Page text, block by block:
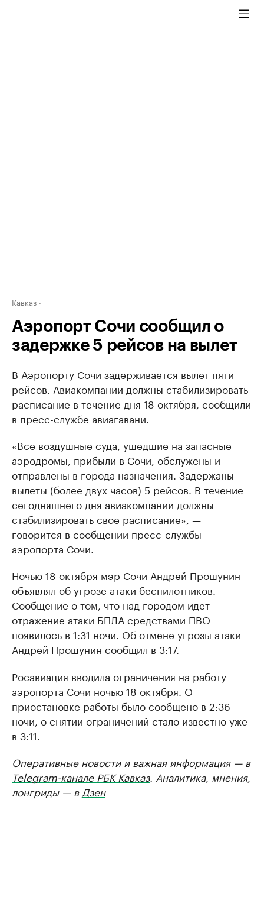
Кавказ
Аэропорт Сочи сообщил о
задержке 5 рейсов на вылет
В Аэропорту Сочи задерживается вылет пяти
рейсов. Авиакомпании должны стабилизировать
расписание в течение дня 18 октября, сообщили
в пресс-службе авиагавани.
«Все воздушные суда, ушедшие на запасные
аэродромы, прибыли в Сочи, обслужены и
отправлены в города назначения. Задержаны
вылеты (более двух часов) 5 рейсов. В течение
сегодняшнего дня авиакомпании должны
стабилизировать свое расписание», —
говорится в сообщении пресс-службы
аэропорта Сочи.
Ночью 18 октября мэр Сочи Андрей Прошунин
объявлял об угрозе атаки беспилотников.
Сообщение о том, что над городом идет
отражение атаки БПЛА средствами ПВО
появилось в 1:31 ночи. Об отмене угрозы атаки
Андрей Прошунин сообщил в 3:17.
Росавиация вводила ограничения на работу
аэропорта Сочи ночью 18 октября. О
приостановке работы было сообщено в 2:36
ночи, о снятии ограничений стало известно уже
в 3:11.
Оперативные новости и важная информация — в
Telegram-канале РБК Кавказ. Аналитика, мнения,
лонгриды — в Дзен